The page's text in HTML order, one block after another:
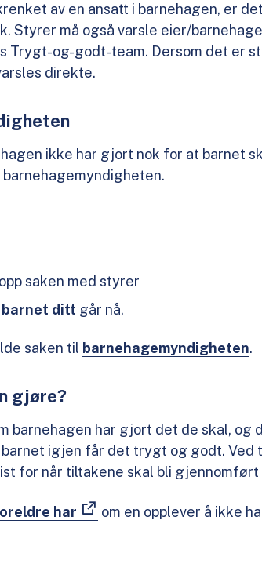
av en ansatt i barnehagen, er
Styrer må også varsle eier/
Trygt-og-godt-team. Dersom det er
direkte.
ikke har gjort nok for at barnet
saken med styrer
barnet ditt går nå.
saken til barnehagemyndigheten.
gjøre?
barnehagen har gjort det de skal, og
igjen får det trygt og godt. Ved
for når tiltakene skal bli gjennomført
har
om en opplever å ikke